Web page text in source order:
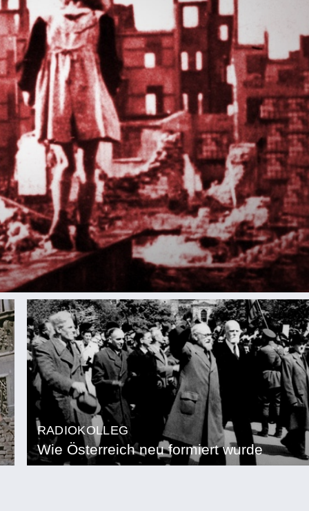
RADIOKOLLEG
Wie Österreich neu formiert wurde